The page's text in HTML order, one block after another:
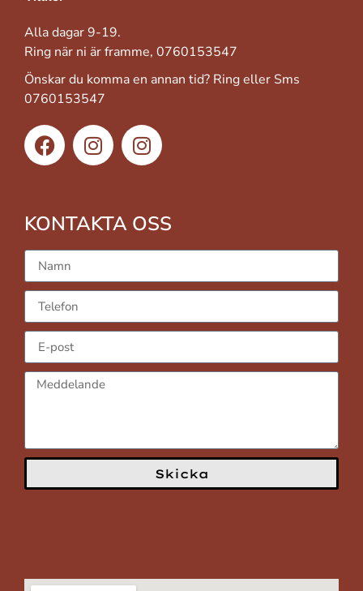
Alla dagar 9-19.
Ring när ni är framme, 0760153547
Önskar du komma en annan tid? Ring eller Sms
0760153547
KONTAKTA OSS
Skicka